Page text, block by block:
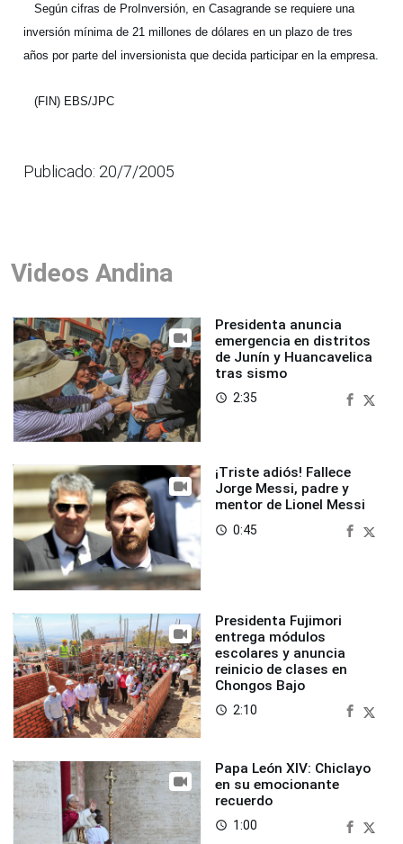
Según cifras de ProInversión, en Casagrande se requiere una
inversión mínima de 21 millones de dólares en un plazo de tres
años por parte del inversionista que decida participar en la empresa.
(FIN) EBS/JPC
Publicado: 20/7/2005
Videos Andina
Presidenta anuncia
emergencia en distritos
de Junín y Huancavelica
tras sismo
access_time 2:35
¡Triste adiós! Fallece
Jorge Messi, padre y
mentor de Lionel Messi
access_time 0:45
Presidenta Fujimori
entrega módulos
escolares y anuncia
reinicio de clases en
Chongos Bajo
access_time 2:10
Papa León XIV: Chiclayo
en su emocionante
recuerdo
access_time 1:00